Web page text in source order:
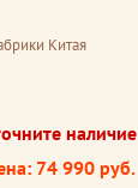
Китая
наличие
74 990 руб.